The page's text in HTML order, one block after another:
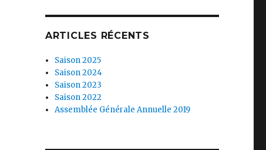
ARTICLES RÉCENTS
Saison 2025
Saison 2024
Saison 2023
Saison 2022
Assemblée Générale Annuelle 2019